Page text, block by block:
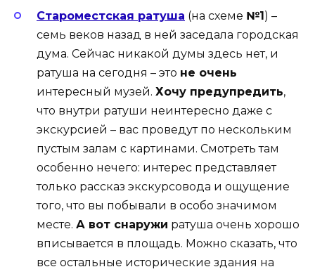
Староместская ратуша (на схеме №1 ) –
семь веков назад в ней заседала городская
дума. Сейчас никакой думы здесь нет, и
ратуша на сегодня – это не очень
интересный музей. Хочу предупредить,
что внутри ратуши неинтересно даже с
экскурсией – вас проведут по нескольким
пустым залам с картинами. Смотреть там
особенно нечего: интерес представляет
только рассказ экскурсовода и ощущение
того, что вы побывали в особо значимом
месте. А вот снаружи ратуша очень хорошо
вписывается в площадь. Можно сказать, что
все остальные исторические здания на